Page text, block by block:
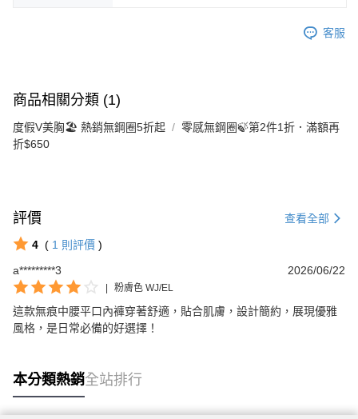
客服
商品相關分類 (1)
度假V美胸🏖️ 熱銷無鋼圈5折起
零感無鋼圈🍃第2件1折．滿額再
折$650
評價 查看全部
4 ( 1 則評價 )
a*********3
2026/06/22
粉膚色 WJ/EL
這款無痕中腰平口內褲穿著舒適，貼合肌膚，設計簡約，展現優雅
風格，是日常必備的好選擇！
本分類熱銷全站排行